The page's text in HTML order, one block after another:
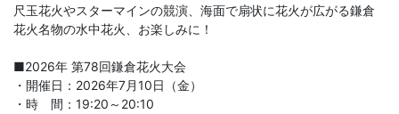
尺玉花火やスターマインの競演、海面で扇状に花火が広がる鎌倉
花火名物の水中花火、お楽しみに！
■2026年 第78回鎌倉花火大会
・開催日：2026年7月10日（金）
・時 間：19:20～20:10